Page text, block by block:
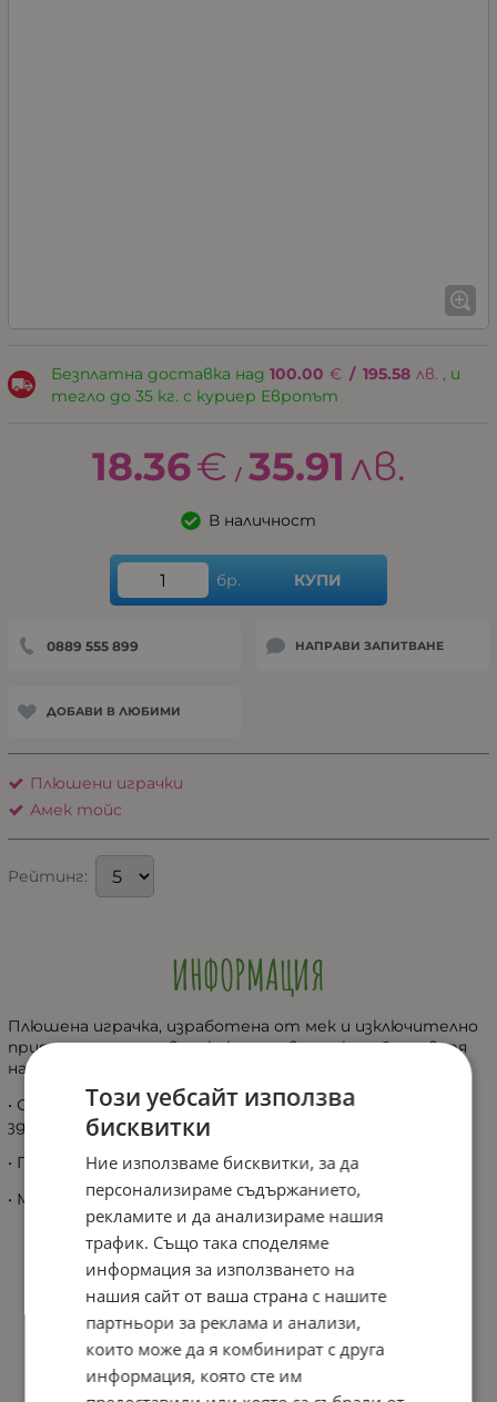
Безплатна доставка над 100.00 € / 195.58 лв. , и
тегло до 35 кг. с куриер Европът
18.36€ / 35.91лв.
В наличност
бр. КУПИ
0889 555 899 НАПРАВИ ЗАПИТВАНЕ
ДОБАВИ В ЛЮБИМИ
Плюшени играчки
Амек тойс
Рейтинг:
ИНФОРМАЦИЯ
Плюшена играчка, изработена от мек и изключително
приятен на допир висококачествен плюш. Отговаря
на европейската директива 2009/48/ЕО.
• Състав: текстил, пълнеж и багрила, безвредни за
здравето.
• Препоръчва се за деца над 12 месеца.
• Може да се пере при температура до 30 градуса.
Този уебсайт използва
бисквитки
Ние използваме бисквитки, за да
персонализираме съдържанието,
рекламите и да анализираме нашия
трафик. Също така споделяме
информация за използването на
нашия сайт от ваша страна с нашите
партньори за реклама и анализи,
които може да я комбинират с друга
информация, която сте им